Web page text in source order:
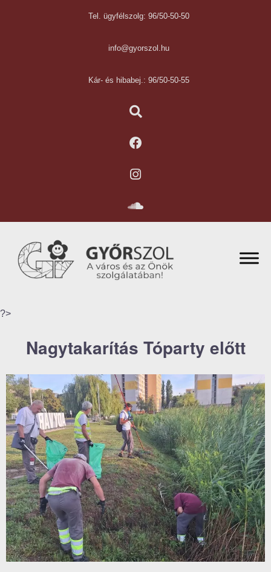
Tel. ügyfélszolg: 96/50-50-50
info@gyorszol.hu
Kár- és hibabej.: 96/50-50-55
?>
Nagytakarítás Tóparty előtt